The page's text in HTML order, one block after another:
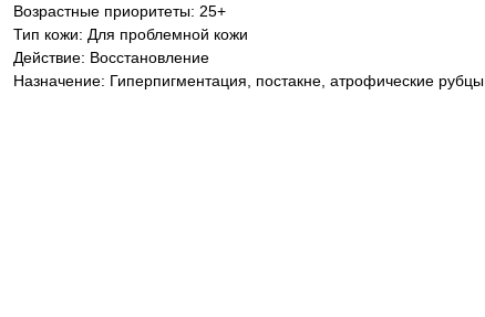
Возрастные приоритеты: 25+
Тип кожи: Для проблемной кожи
Действие: Восстановление
Назначение: Гиперпигментация, постакне, атрофические рубцы